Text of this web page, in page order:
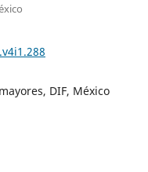
DIF, México